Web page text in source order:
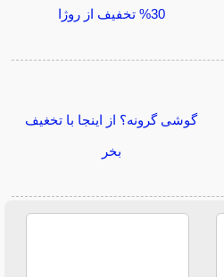
30% تخفیف از روژا
گوشی گرونه؟ از اینجا با تخغیف
بخر